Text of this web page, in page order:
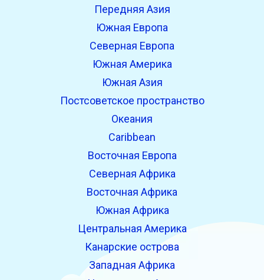
Передняя Азия
Южная Европа
Северная Европа
Южная Америка
Южная Азия
Постсоветское пространство
Океания
Caribbean
Восточная Европа
Северная Африка
Восточная Африка
Южная Африка
Центральная Америка
Канарские острова
Западная Африка